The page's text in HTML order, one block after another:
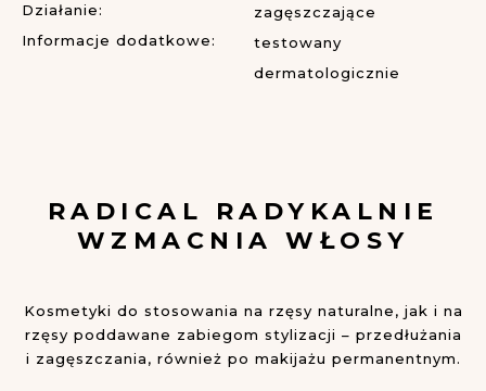
Działanie:
zagęszczające
Informacje dodatkowe:
testowany
dermatologicznie
RADICAL
RADYKALNIE
WZMACNIA WŁOSY
Kosmetyki do stosowania na rzęsy naturalne, jak i na
rzęsy poddawane zabiegom stylizacji – przedłużania
i zagęszczania, również po makijażu permanentnym.